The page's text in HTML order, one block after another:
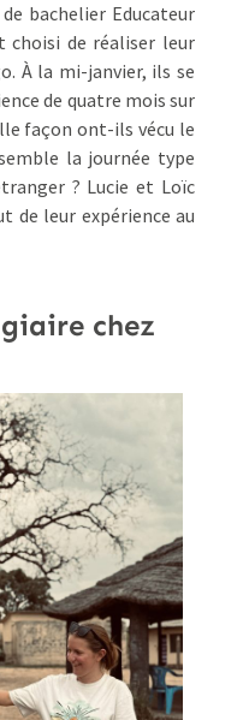
bachelier Educateur
choisi de réaliser leur
À la mi-janvier, ils se
de quatre mois sur
façon ont-ils vécu le
la journée type
? Lucie et Loïc
de leur expérience au
chez